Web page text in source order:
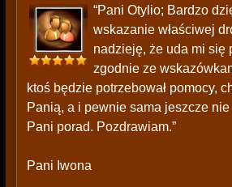
“Pani Otylio; Bardzo
wskazanie właściwej
nadzieję, że uda mi się
zgodnie ze
ktoś będzie potrzebował pomocy,
Panią, a i pewnie sama jeszcze
Pani porad. Pozdrawiam.”
Pani Iwona